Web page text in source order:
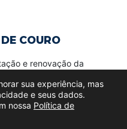
COURO
e renovação da
sua experiência, mas
e seus dados.
nossa Política de